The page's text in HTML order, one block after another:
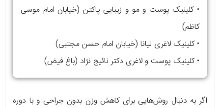
• کلینیک پوست و مو و زیبایی پاکتن (خیابان امام موسی
کاظم)
• کلینیک لاغری لیانا (خیابان امام حسن مجتبی)
• کلینیک پوست و لاغری دکتر نائیج نژاد (باغ فیض)
اگر به دنبال روش‌هایی برای کاهش وزن بدون جراحی و با دوره